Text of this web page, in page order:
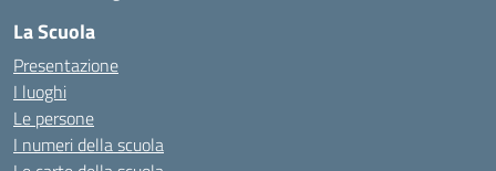
La Scuola
Presentazione
I luoghi
Le persone
I numeri della scuola